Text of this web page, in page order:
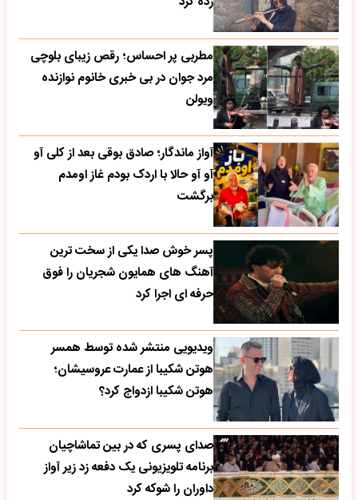
مطربی پر احساس؛ رقص زیبای بلوچی
مرد جوان در بی خبری خانوم نوازنده
ویولن
آواز ماندگار؛ صادق بوقی بعد از کلی آو
آو آو حالا با اردک بودم غاز اومدم
برگشت
پسر خوش صدا یکی از سخت ترین
آهنگ های همایون شجریان را فوق
حرفه ای اجرا کرد
ویدیویی منتشر شده توسط همسر
هوتن شکیبا از عمارت عروسیشان؛
هوتن شکیبا ازدواج کرد؟
صدای پسری که در بین تماشاچیان
برنامه تلویزیونی یک دفعه زد زیر آواز
داوران را شوکه کرد